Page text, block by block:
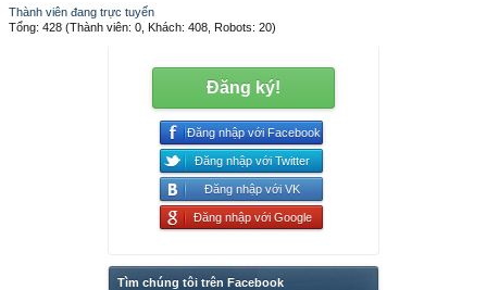
Thành viên đang trực tuyến
Tổng: 428 (Thành viên: 0, Khách: 408, Robots: 20)
Đăng ký!
Đăng nhập với Facebook
Đăng nhập với Twitter
Đăng nhập với VK
Đăng nhập với Google
Tìm chúng tôi trên Facebook